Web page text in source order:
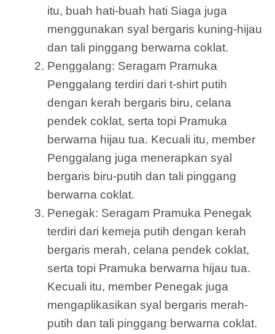
itu, buah hati-buah hati Siaga juga
menggunakan syal bergaris kuning-hijau
dan tali pinggang berwarna coklat.
Penggalang: Seragam Pramuka
Penggalang terdiri dari t-shirt putih
dengan kerah bergaris biru, celana
pendek coklat, serta topi Pramuka
berwarna hijau tua. Kecuali itu, member
Penggalang juga menerapkan syal
bergaris biru-putih dan tali pinggang
berwarna coklat.
Penegak: Seragam Pramuka Penegak
terdiri dari kemeja putih dengan kerah
bergaris merah, celana pendek coklat,
serta topi Pramuka berwarna hijau tua.
Kecuali itu, member Penegak juga
mengaplikasikan syal bergaris merah-
putih dan tali pinggang berwarna coklat.